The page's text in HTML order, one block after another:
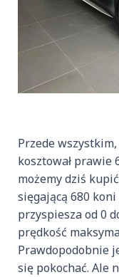
Przede
kosztował prawie
możemy dziś
sięgającą 680
przyspiesza od 0
prędkość
Prawdopodobnie
się pokochać. Ale